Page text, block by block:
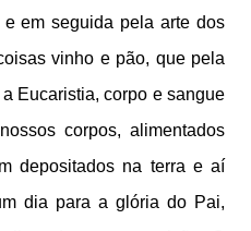
em seguida pela arte dos
vinho e pão, que pela
Eucaristia, corpo e sangue
corpos, alimentados
depositados na terra e aí
dia para a glória do Pai,